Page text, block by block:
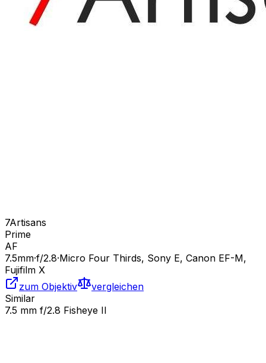
7Artisans
Prime
AF
7.5mm·f/2.8·Micro Four Thirds, Sony E, Canon EF-M,
Fujifilm X
zum Objektiv
vergleichen
Similar
7.5 mm f/2.8 Fisheye II